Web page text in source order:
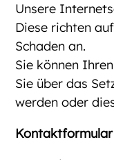
Unsere
Diese richten
Schaden an.
Sie können
Sie über das
werden oder
Kontaktformular